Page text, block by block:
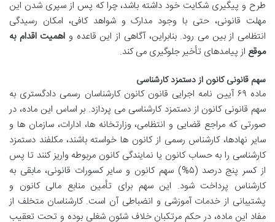
طرح و پیگیری شکایت خود داشته باشد، چرا که پس از سپری شدن این
مهلت قانونی، حتی با وجود مدارک و شواهد کافی، امکان رسیدگی
انتظامی از بین می رود. بنابراین، آگاهی از این قاعده و اهمیت اقدام به
موقع از پیامدهای تأخیر جلوگیری می کند.
سهم قانونی کانون از دستمزد کارشناسی
ماده ۶۹ آیین نامه اجرایی قانون کانون کارشناسان رسمی دادگستری به
سهم قانونی کانون از دستمزد کارشناسی می پردازد. بر اساس این ماده، در
صورتی که مراجع قضایی و انتظامی، وزارتخانه ها، ادارات، سازمان ها و
سایر نهادها، کارشناس رسمی از کانون ها خواسته باشند، مکلفند دستمزد
کارشناسی را به حساب کانون یا نمایندگی کانون مربوطه واریز کنند تا پس
از کسر پنج درصد (۵%) سهم کانون و سایر کسورات قانونی، مابقی به
کارشناس پرداخت شود. این سهم برای تأمین منابع مالی کانون و
پشتیبانی از خدمات آموزشی و انضباطی آن است. کارشناسان متخلف از
مفاد این ماده، در حکم مرتکبان خلاف شئون شغلی بوده و تحت تعقیب